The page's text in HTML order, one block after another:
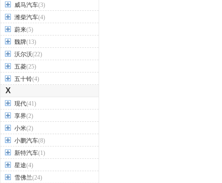
威马汽车(3)
潍柴汽车(4)
蔚来(5)
魏牌(13)
沃尔沃(22)
五菱(25)
五十铃(4)
X
现代(41)
享界(2)
小米(2)
小鹏汽车(8)
新特汽车(1)
星途(4)
雪佛兰(24)